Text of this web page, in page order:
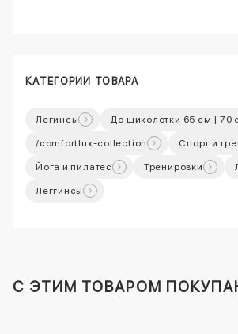
КАТЕГОРИИ ТОВАРА
Легинсы До щиколотки 65 см | 70
/comfortlux-collection Спорт и
Йога и пилатес Тренировки
Леггинсы
C ЭТИМ ТОВАРОМ